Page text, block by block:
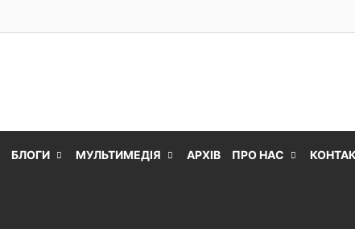
БЛОГИ МУЛЬТИМЕДІЯ АРХІВ ПРО НАС